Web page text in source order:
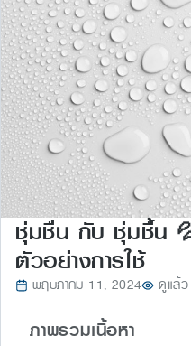
ชุ่มชื่น กับ ชุ่มชื้น
ตัวอย่างการใช้
พฤษภาคม 11, 2024 ดูแล้
ภาพรวมเนื้อหา